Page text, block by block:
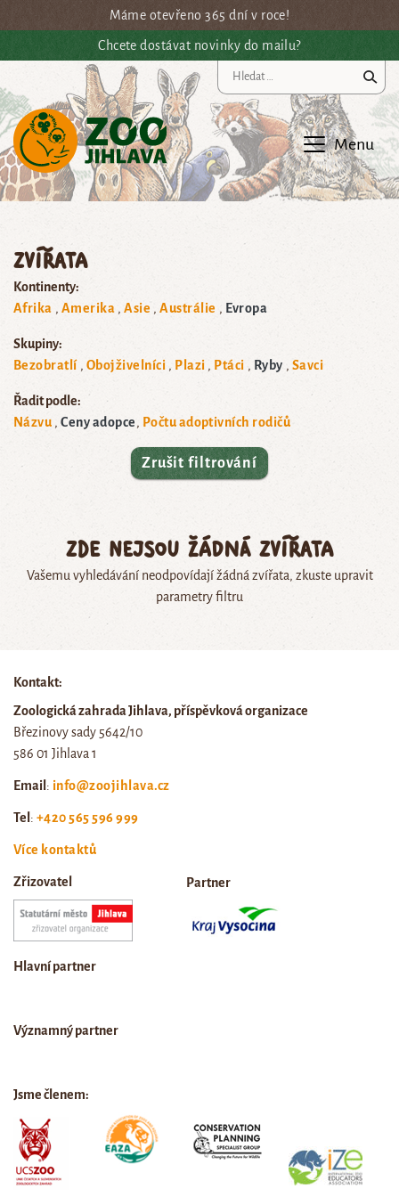
Přejít na hlavní obsahMáme otevřeno 365 dní v roce!
Chcete dostávat novinky do mailu?
Menu
Zvířata
Kontinenty:
Afrika
Amerika Asie Austrálie Evropa
Skupiny:
Bezobratlí
Obojživelníci Plazi Ptáci Ryby Savci
Řadit podle:
Názvu
Ceny adopce Počtu adoptivních rodičů
Zrušit filtrování
Zde nejsou žádná zvířata
Vašemu vyhledávání neodpovídají žádná zvířata, zkuste upravit
parametry filtru
Kontakt:
Zoologická zahrada Jihlava, příspěvková organizace
Březinovy sady 5642/10
586 01 Jihlava 1
Email : info@zoojihlava.cz
Tel : +420 565 596 999
Více kontaktů
Zřizovatel Partner
Hlavní partner
Významný partner
Jsme členem: